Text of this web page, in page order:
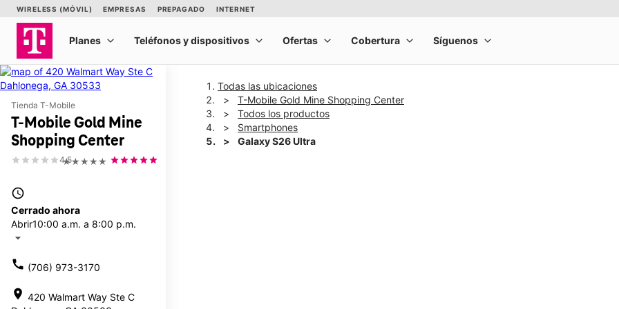
Tienda T-Mobile
T-Mobile Gold Mine
Shopping Center
★★★★★
4.5
access_time
Cerrado ahora
Abrir10:00 a.m. a 8:00 p.m.
arrow_drop_down
call (706) 973-3170
location_on 420 Walmart Way Ste C
Todas las ubicaciones
T-Mobile Gold Mine Shopping Center
Todos los productos
Smartphones
Galaxy S26 Ultra